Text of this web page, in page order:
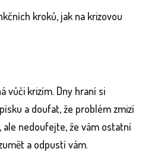
kroků, jak na krizovou
vůči krizím. Dny hraní si
a doufat, že problém zmizí
ale nedoufejte, že vám ostatní
a odpustí vám.